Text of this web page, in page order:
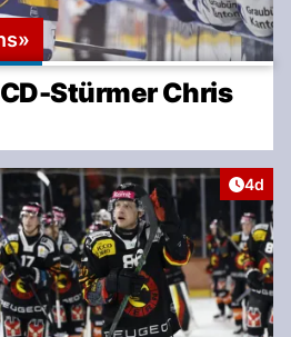
Stürmer Chris
4d